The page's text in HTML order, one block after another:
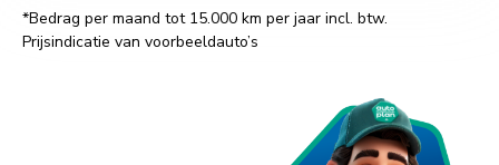
*Bedrag per maand tot 15.000 km per jaar incl. btw.
Prijsindicatie van voorbeeldauto’s